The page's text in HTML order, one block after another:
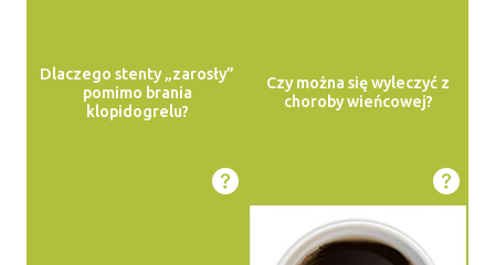
Dlaczego stenty „zarosły”
pomimo brania
klopidogrelu?
Czy można się wyleczyć z
choroby wieńcowej?